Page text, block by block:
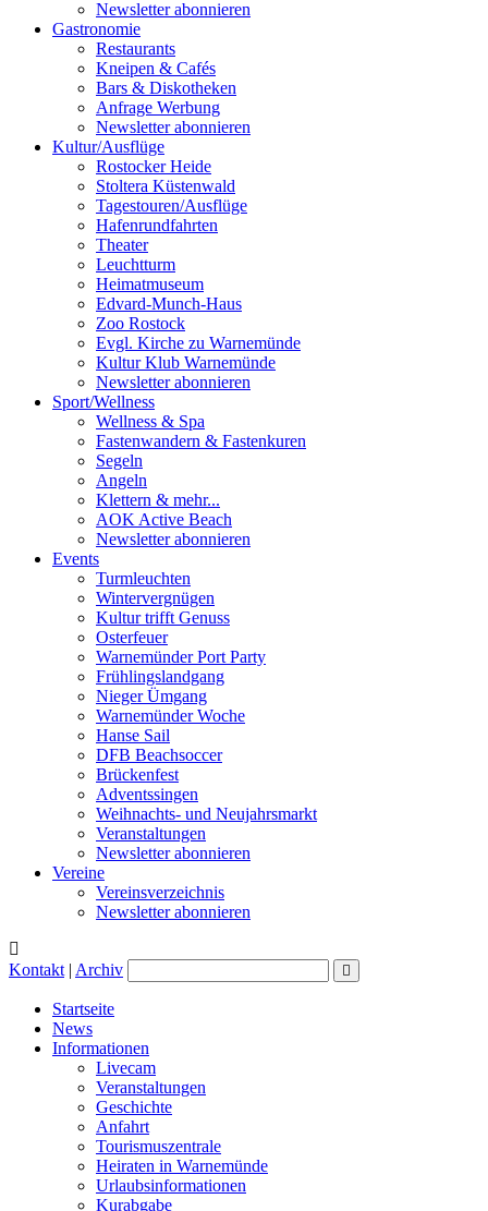
Newsletter abonnieren
Gastronomie
Restaurants
Kneipen & Cafés
Bars & Diskotheken
Anfrage Werbung
Newsletter abonnieren
Kultur/Ausflüge
Rostocker Heide
Stoltera Küstenwald
Tagestouren/Ausflüge
Hafenrundfahrten
Theater
Leuchtturm
Heimatmuseum
Edvard-Munch-Haus
Zoo Rostock
Evgl. Kirche zu Warnemünde
Kultur Klub Warnemünde
Newsletter abonnieren
Sport/Wellness
Wellness & Spa
Fastenwandern & Fastenkuren
Segeln
Angeln
Klettern & mehr...
AOK Active Beach
Newsletter abonnieren
Events
Turmleuchten
Wintervergnügen
Kultur trifft Genuss
Osterfeuer
Warnemünder Port Party
Frühlingslandgang
Nieger Ümgang
Warnemünder Woche
Hanse Sail
DFB Beachsoccer
Brückenfest
Adventssingen
Weihnachts- und Neujahrsmarkt
Veranstaltungen
Newsletter abonnieren
Vereine
Vereinsverzeichnis
Newsletter abonnieren
Kontakt | Archiv
Startseite
News
Informationen
Livecam
Veranstaltungen
Geschichte
Anfahrt
Tourismuszentrale
Heiraten in Warnemünde
Urlaubsinformationen
Kurabgabe